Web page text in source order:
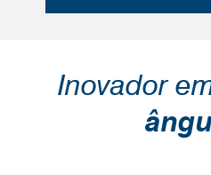
Inovador